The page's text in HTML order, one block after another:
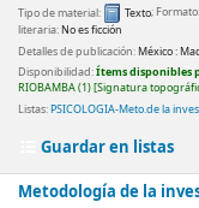
Tipo de material:
Texto; Formato:
literaria:No es ficción
Detalles de publicación:México :
Disponibilidad:Ítems disponibles
RIOBAMBA(1) Signatura
Listas:PSICOLOGIA-Meto.de la
Guardar en listas
Metodología de la